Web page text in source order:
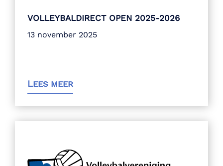
VOLLEYBALDIRECT OPEN 2025-2026
13 november 2025
Lees meer